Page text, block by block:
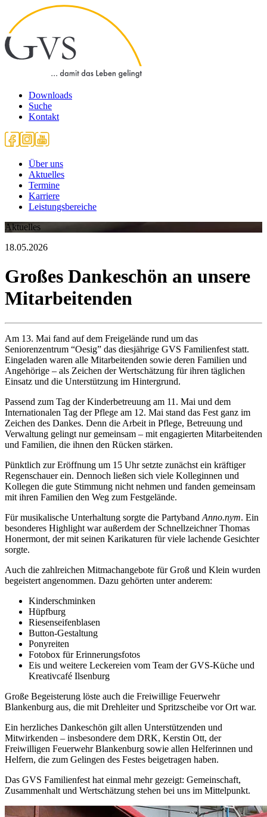
Downloads
Suche
Kontakt
Über uns
Aktuelles
Termine
Karriere
Leistungsbereiche
Aktuelles
18.05.2026
Großes Dankeschön an unsere
Mitarbeitenden
Am 13. Mai fand auf dem Freigelände rund um das
Seniorenzentrum “Oesig” das diesjährige GVS Familienfest statt.
Eingeladen waren alle Mitarbeitenden sowie deren Familien und
Angehörige – als Zeichen der Wertschätzung für ihren täglichen
Einsatz und die Unterstützung im Hintergrund.
Passend zum Tag der Kinderbetreuung am 11. Mai und dem
Internationalen Tag der Pflege am 12. Mai stand das Fest ganz im
Zeichen des Dankes. Denn die Arbeit in Pflege, Betreuung und
Verwaltung gelingt nur gemeinsam – mit engagierten Mitarbeitenden
und Familien, die ihnen den Rücken stärken.
Pünktlich zur Eröffnung um 15 Uhr setzte zunächst ein kräftiger
Regenschauer ein. Dennoch ließen sich viele Kolleginnen und
Kollegen die gute Stimmung nicht nehmen und fanden gemeinsam
mit ihren Familien den Weg zum Festgelände.
Für musikalische Unterhaltung sorgte die Partyband Anno.nym. Ein
besonderes Highlight war außerdem der Schnellzeichner Thomas
Honermont, der mit seinen Karikaturen für viele lachende Gesichter
sorgte.
Auch die zahlreichen Mitmachangebote für Groß und Klein wurden
begeistert angenommen. Dazu gehörten unter anderem:
Kinderschminken
Hüpfburg
Riesenseifenblasen
Button-Gestaltung
Ponyreiten
Fotobox für Erinnerungsfotos
Eis und weitere Leckereien vom Team der GVS-Küche und
Kreativcafé Ilsenburg
Große Begeisterung löste auch die Freiwillige Feuerwehr
Blankenburg aus, die mit Drehleiter und Spritzscheibe vor Ort war.
Ein herzliches Dankeschön gilt allen Unterstützenden und
Mitwirkenden – insbesondere dem DRK, Kerstin Ott, der
Freiwilligen Feuerwehr Blankenburg sowie allen Helferinnen und
Helfern, die zum Gelingen des Festes beigetragen haben.
Das GVS Familienfest hat einmal mehr gezeigt: Gemeinschaft,
Zusammenhalt und Wertschätzung stehen bei uns im Mittelpunkt.